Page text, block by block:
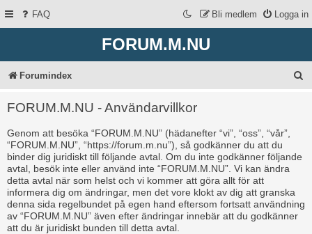
FAQ Logga in
Bli medlem
FORUM.M.NU
Forumindex
FORUM.M.NU - Användarvillkor
Genom att besöka “FORUM.M.NU” (hädanefter “vi”, “oss”, “vår”,
“FORUM.M.NU”, “https://forum.m.nu”), så godkänner du att du
binder dig juridiskt till följande avtal. Om du inte godkänner följande
avtal, besök inte eller använd inte “FORUM.M.NU”. Vi kan ändra
detta avtal när som helst och vi kommer att göra allt för att
informera dig om ändringar, men det vore klokt av dig att granska
denna sida regelbundet på egen hand eftersom fortsatt användning
av “FORUM.M.NU” även efter ändringar innebär att du godkänner
att du är juridiskt bunden till detta avtal.